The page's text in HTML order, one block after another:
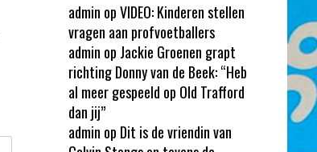
admin opVIDEO: Kinderen stellen
vragen aan profvoetballers
admin op Jackie Groenen grapt
richting Donny van de Beek: “Heb
al meer gespeeld op Old Trafford
dan jij”
admin op Dit is de vriendin van